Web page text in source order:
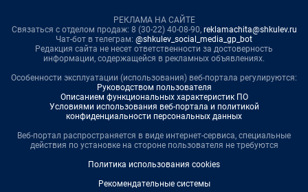
РЕКЛАМА НА САЙТЕ
Связаться с отделом продаж: 8 (30-22) 40-08-90, reklamachita@shkulev.ru
Чат-бот в телеграм: @shkulev_social_media_gp_bot
Редакция сайта не несет ответственности за достоверность
информации, содержащейся в рекламных объявлениях.
Особенности эксплуатации (использования) веб-портала регулируются:
Руководством пользователя
Описанием функциональных характеристик ПО
Условиями использования веб-портала и политикой
конфиденциальности персональных данных
Веб-портал распространяется в виде интернет-сервиса, специальные
действия по установке на стороне пользователя не требуются
Политика использования cookies
Рекомендательные системы